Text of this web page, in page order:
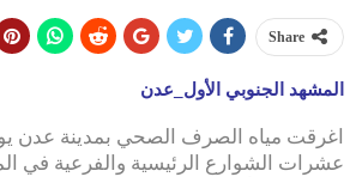
Share
المشهد الجنوبي الأول_عدن
اغرقت مياه الصرف الصحي بمدينة عدن
عشرات الشوارع الرئيسية والفرعية في